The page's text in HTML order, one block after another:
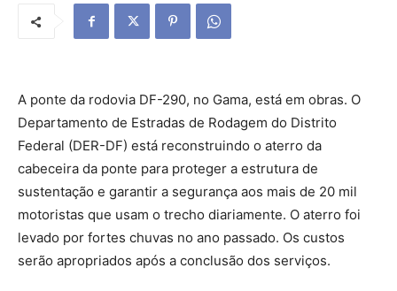
A ponte da rodovia DF-290, no Gama, está em obras. O
Departamento de Estradas de Rodagem do Distrito
Federal (DER-DF) está reconstruindo o aterro da
cabeceira da ponte para proteger a estrutura de
sustentação e garantir a segurança aos mais de 20 mil
motoristas que usam o trecho diariamente. O aterro foi
levado por fortes chuvas no ano passado. Os custos
serão apropriados após a conclusão dos serviços.